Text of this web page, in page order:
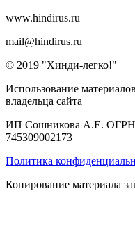
www.hindirus.ru
mail@hindirus.ru
© 2019 "Хинди-легко!"
Использование
владельца сайта
ИП Сошникова А.Е.
745309002173
Политика
Копирование материала